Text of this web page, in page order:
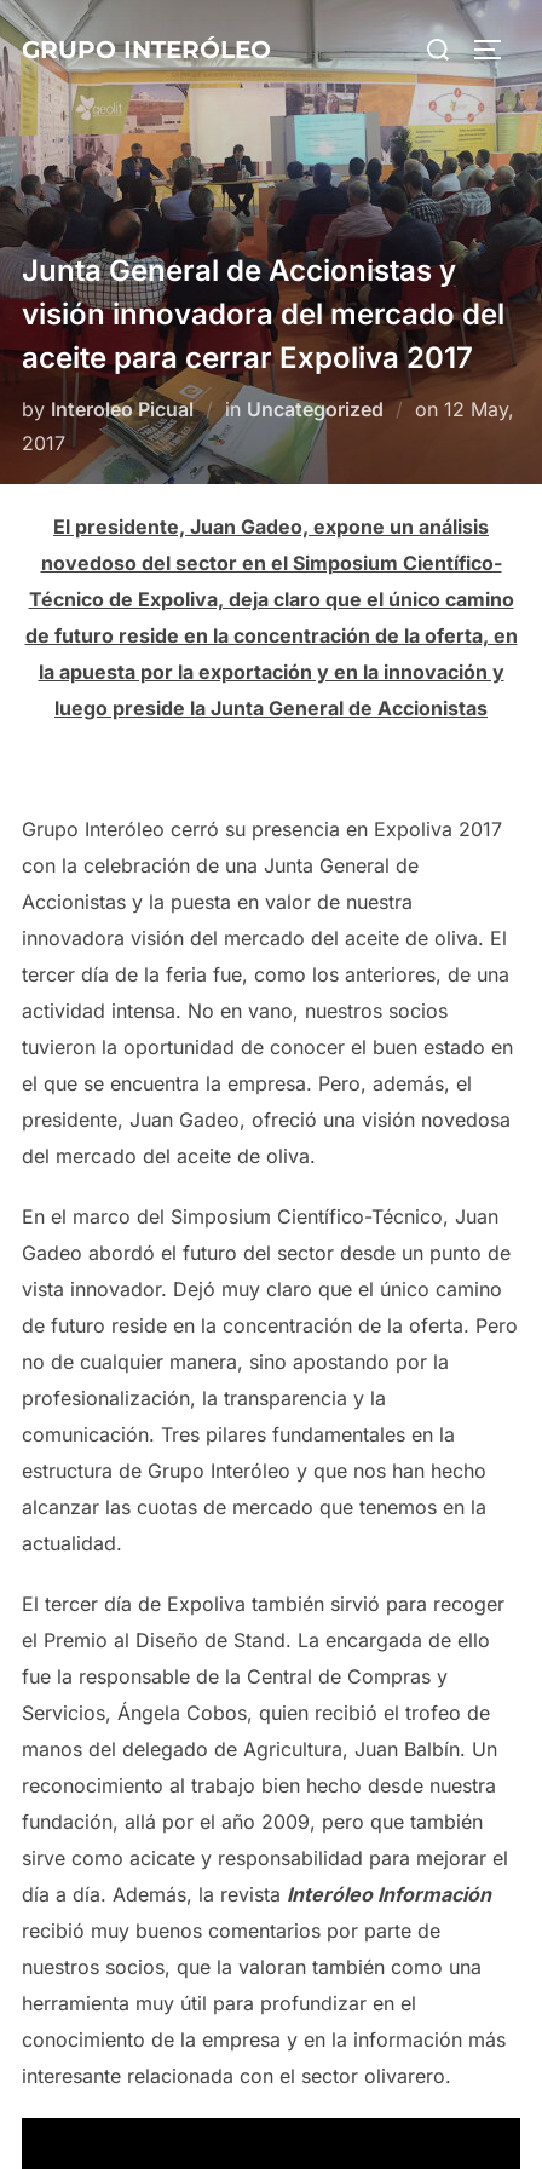
Skip
to
content
GRUPO INTERÓLEO
Search
for:
Junta General de Accionistas y
visión innovadora del mercado del
aceite para cerrar Expoliva 2017
by Interoleo Picual in Uncategorized on Posted
12 May,
2017
El presidente, Juan Gadeo, expone un análisis
novedoso del sector en el Simposium Científico-
Técnico de Expoliva, deja claro que el único camino
de futuro reside en la concentración de la oferta, en
la apuesta por la exportación y en la innovación y
luego preside la Junta General de Accionistas
Grupo Interóleo cerró su presencia en Expoliva 2017
con la celebración de una Junta General de
Accionistas y la puesta en valor de nuestra
innovadora visión del mercado del aceite de oliva. El
tercer día de la feria fue, como los anteriores, de una
actividad intensa. No en vano, nuestros socios
tuvieron la oportunidad de conocer el buen estado en
el que se encuentra la empresa. Pero, además, el
presidente, Juan Gadeo, ofreció una visión novedosa
del mercado del aceite de oliva.
En el marco del Simposium Científico-Técnico, Juan
Gadeo abordó el futuro del sector desde un punto de
vista innovador. Dejó muy claro que el único camino
de futuro reside en la concentración de la oferta. Pero
no de cualquier manera, sino apostando por la
profesionalización, la transparencia y la
comunicación. Tres pilares fundamentales en la
estructura de Grupo Interóleo y que nos han hecho
alcanzar las cuotas de mercado que tenemos en la
actualidad.
El tercer día de Expoliva también sirvió para recoger
el Premio al Diseño de Stand. La encargada de ello
fue la responsable de la Central de Compras y
Servicios, Ángela Cobos, quien recibió el trofeo de
manos del delegado de Agricultura, Juan Balbín. Un
reconocimiento al trabajo bien hecho desde nuestra
fundación, allá por el año 2009, pero que también
sirve como acicate y responsabilidad para mejorar el
día a día. Además, la revista Interóleo Información
recibió muy buenos comentarios por parte de
nuestros socios, que la valoran también como una
herramienta muy útil para profundizar en el
conocimiento de la empresa y en la información más
interesante relacionada con el sector olivarero.